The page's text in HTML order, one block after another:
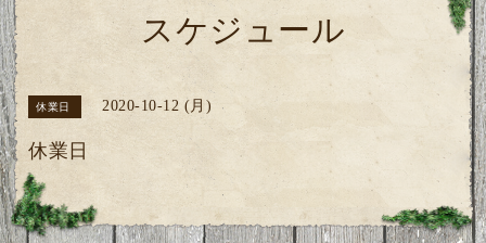
スケジュール
休業日 2020-10-12 (月)
休業日